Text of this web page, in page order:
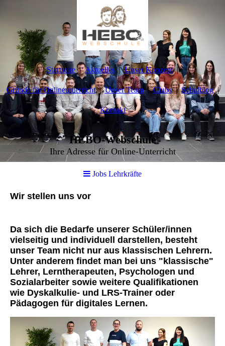
Startseite Aktuelles Unser Konzept
Gründe für Onlineunterricht Unser Team Clubs Schulblog
Kontakt
HEBO-Webschule
Ihre Adresse für Online-Unterricht
Jobs Lehrkräfte
Wir stellen uns vor
Da sich die Bedarfe unserer Schüler/innen
vielseitig und individuell darstellen, besteht
unser Team nicht nur aus klassischen Lehrern.
Unter anderem findet man bei uns "klassische"
Lehrer, Lerntherapeuten, Psychologen und
Sozialarbeiter sowie weitere Qualifikationen
wie Dyskalkulie- und LRS-Trainer oder
Pädagogen für digitales Lernen.